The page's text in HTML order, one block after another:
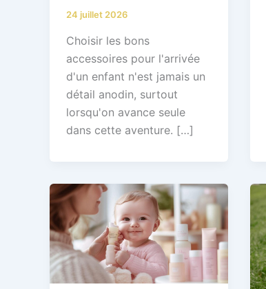
24 juillet 2026
Choisir les bons
accessoires pour l'arrivée
d'un enfant n'est jamais un
détail anodin, surtout
lorsqu'on avance seule
dans cette aventure. […]